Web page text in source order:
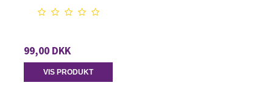
99,00 DKK
VIS PRODUKT